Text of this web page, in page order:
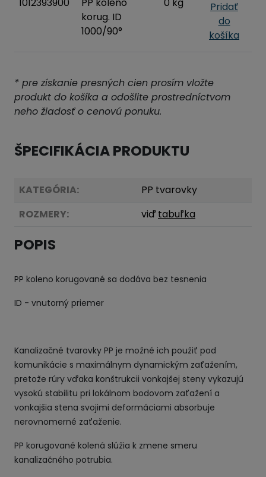
1012393900
PP koleno
korug. ID
1000/90°
0 kg
Pridať
do
košíka
* pre získanie presných cien prosím vložte
produkt do košíka a odošlite prostredníctvom
neho žiadosť o cenovú ponuku.
ŠPECIFIKÁCIA PRODUKTU
KATEGÓRIA:
PP tvarovky
ROZMERY:
viď tabuľka
POPIS
PP koleno korugované sa dodáva bez tesnenia
ID - vnutorný priemer
Kanalizačné tvarovky PP je možné ich použiť pod
komunikácie s maximálnym dynamickým zaťažením,
pretože rúry vďaka konštrukcii vonkajšej steny vykazujú
vysokú stabilitu pri lokálnom bodovom zaťažení a
vonkajšia stena svojimi deformáciami absorbuje
nerovnomerné zaťaženie.
PP korugované kolená slúžia k zmene smeru
kanalizačného potrubia.